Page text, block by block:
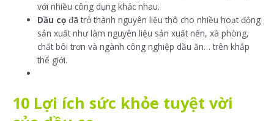
với nhiều công dụng khác nhau.
Dầu cọ đã trở thành nguyên liệu thô cho nhiều hoạt động
sản xuất như làm nguyên liệu sản xuất nến, xà phòng,
chất bôi trơn và ngành công nghiệp dầu ăn… trên khắp
thế giới.
10 Lợi ích sức khỏe tuyệt vời